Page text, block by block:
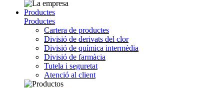
Productes
Productes
Cartera de productes
Divisió de derivats del clor
Divisió de química intermèdia
Divisió de farmàcia
Tutela i seguretat
Atenció al client